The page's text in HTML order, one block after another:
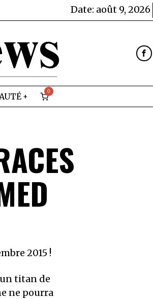
Date: août 9, 2026
0
2015 !
un titan de
ne pourra